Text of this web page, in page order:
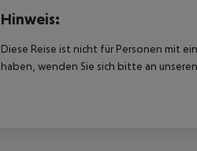
Hinweis:
Diese Reise ist nicht für Personen mit
haben, wenden Sie sich bitte an